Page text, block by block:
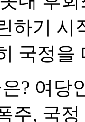
하기 시
국정
? 여당
주, 국